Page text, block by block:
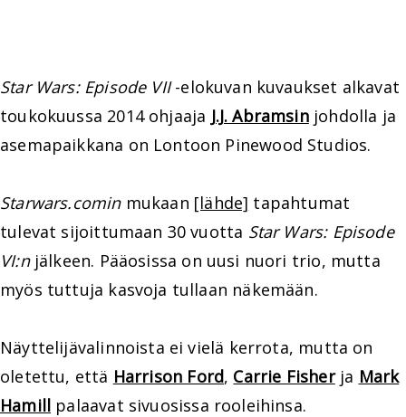
Star Wars: Episode VII-elokuvan kuvaukset alkavat
toukokuussa 2014 ohjaaja J.J. Abramsinjohdolla ja
asemapaikkana on Lontoon Pinewood Studios.
Starwars.cominmukaan [lähde] tapahtumat
tulevat sijoittumaan 30 vuotta Star Wars: Episode
VI:njälkeen. Pääosissa on uusi nuori trio, mutta
myös tuttuja kasvoja tullaan näkemään.
Näyttelijävalinnoista ei vielä kerrota, mutta on
oletettu, että Harrison Ford, Carrie Fisherja Mark
Hamill palaavat sivuosissa rooleihinsa.